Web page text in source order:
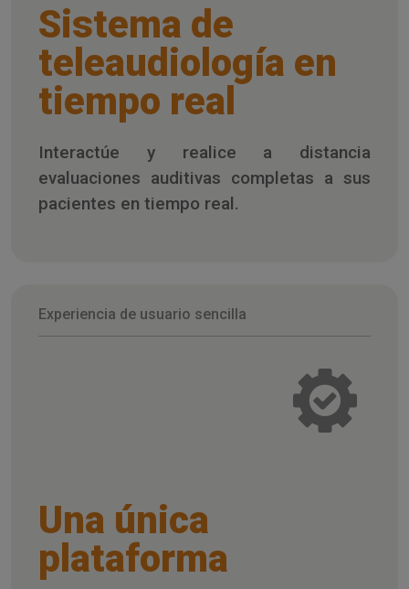
Sistema de
teleaudiología en
tiempo real
Interactúe y realice a distancia
evaluaciones auditivas completas a sus
pacientes en tiempo real.
Experiencia de usuario sencilla
Una única
plataforma